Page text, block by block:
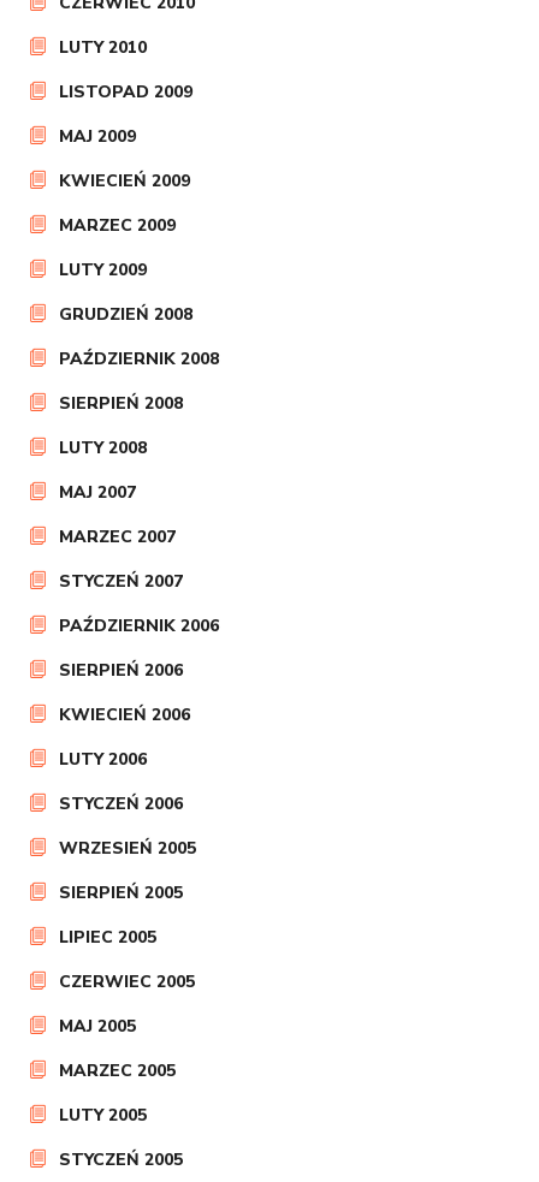
LUTY 2010
LISTOPAD 2009
MAJ 2009
KWIECIEŃ 2009
MARZEC 2009
LUTY 2009
GRUDZIEŃ 2008
PAŹDZIERNIK 2008
SIERPIEŃ 2008
LUTY 2008
MAJ 2007
MARZEC 2007
STYCZEŃ 2007
PAŹDZIERNIK 2006
SIERPIEŃ 2006
KWIECIEŃ 2006
LUTY 2006
STYCZEŃ 2006
WRZESIEŃ 2005
SIERPIEŃ 2005
LIPIEC 2005
CZERWIEC 2005
MAJ 2005
MARZEC 2005
LUTY 2005
STYCZEŃ 2005